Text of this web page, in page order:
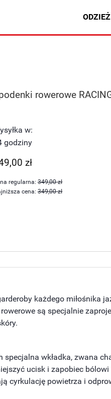
rowerowe
w:
godziny
zł
regularna:349,00 zł
cena:349,00 zł
każdego
są specjalnie
wkładka, zwana
ucisk i zapobiec
cyrkulację powietrza i